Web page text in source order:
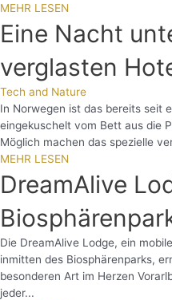
MEHR LESEN
Eine Nacht
verglasten
Tech and Nature
In Norwegen ist das bereits seit
eingekuschelt vom Bett aus die
Möglich machen das spezielle
MEHR LESEN
DreamAlive
Die DreamAlive Lodge, ein
inmitten des Biosphärenparks,
besonderen Art im Herzen
jeder...